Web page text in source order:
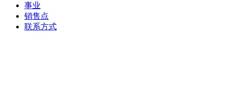
事业
销售点
联系方式